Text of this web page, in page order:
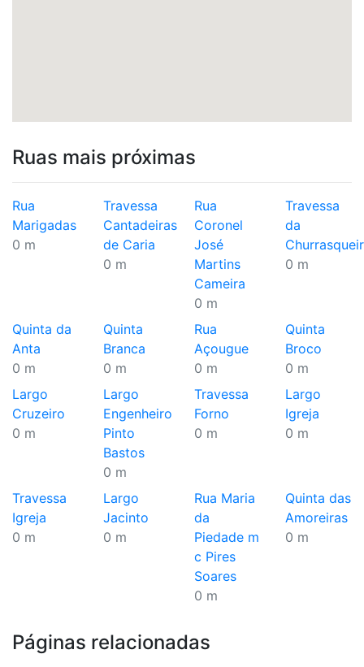
Ruas mais próximas
Rua
Marigadas
0 m
Travessa
Cantadeiras
de Caria
0 m
Rua
Coronel
José
Martins
Cameira
0 m
Travessa
da
0 m
Quinta da
Anta
0 m
Quinta
Branca
0 m
Rua
Açougue
0 m
Quinta
Broco
0 m
Largo
Cruzeiro
0 m
Largo
Engenheiro
Pinto
Bastos
0 m
Travessa
Forno
0 m
Largo
Igreja
0 m
Travessa
Igreja
0 m
Largo
Jacinto
0 m
Rua Maria
da
Piedade m
c Pires
Soares
0 m
Quinta das
Amoreiras
0 m
Páginas relacionadas